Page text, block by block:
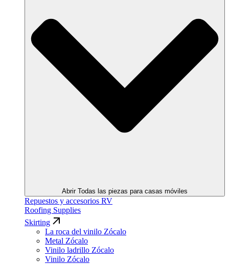
Abrir Todas las piezas para casas móviles
Repuestos y accesorios RV
Roofing Supplies
Skirting
La roca del vinilo Zócalo
Metal Zócalo
Vinilo ladrillo Zócalo
Vinilo Zócalo